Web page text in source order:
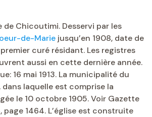
Chicoutimi. Desservi par les
de-Marie jusqu’en 1908, date de
curé résidant. Les registres
aussi en cette dernière année.
16 mai 1913. La municipalité du
laquelle est comprise la
le 10 octobre 1905. Voir Gazette
page 1464. L’église est construite